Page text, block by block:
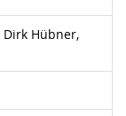
Hübner,